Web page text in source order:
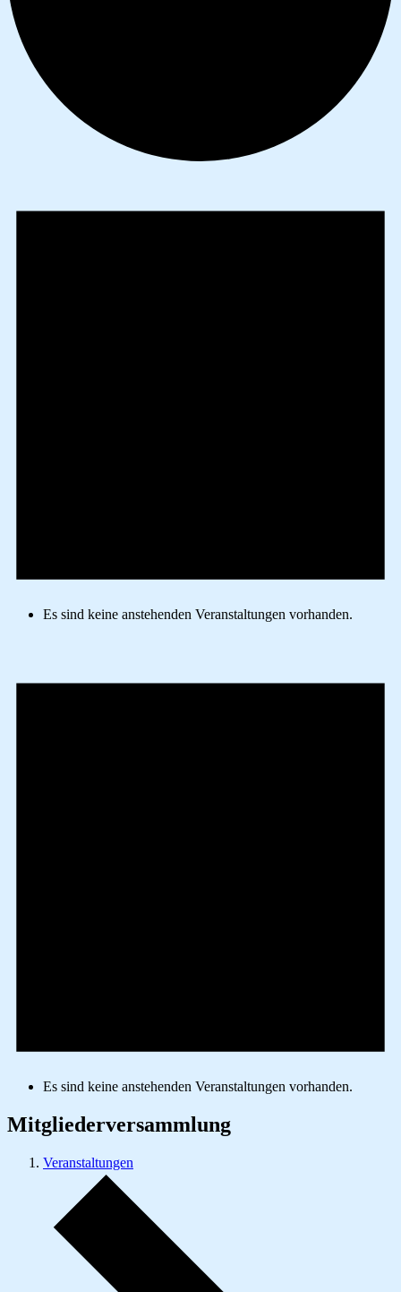
Es sind keine anstehenden Veranstaltungen vorhanden.
Es sind keine anstehenden Veranstaltungen vorhanden.
Mitgliederversammlung
Veranstaltungen